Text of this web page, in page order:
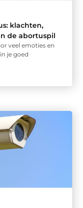
klachten,
de abortuspil
veel emoties en
je goed